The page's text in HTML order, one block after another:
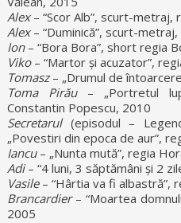
Alex– “Scor Alb”, scurt-metraj,
Alex– “Duminică”, scurt-
Ion– “Bora Bora”, short regia
Viko– “Martor și acuzator”,
Tomasz– „Drumul de
Toma Pirău– „Portretul
Constantin Popescu, 2010
Secretarul(episodul –
„Povestiri din epoca de aur”,
Iancu– „Nunta mută”, regia
Adi– “4 luni, 3 săptămâni și 2
Vasile– “Hârtia va fi albastră”,
Brancardier– “Moartea
2005